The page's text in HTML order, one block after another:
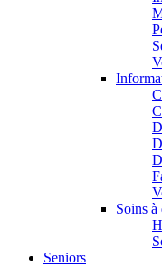
Soins
Seniors